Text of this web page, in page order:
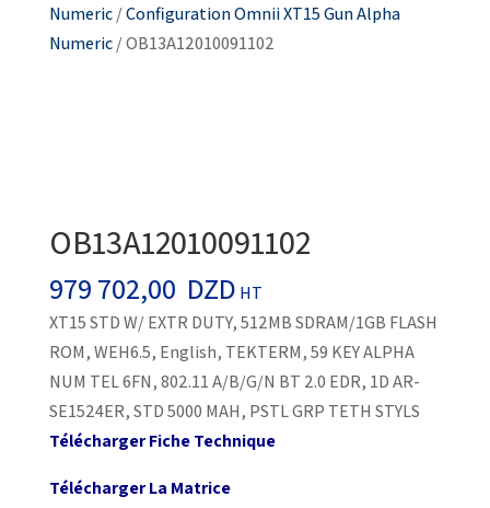
Numeric/Configuration Omnii XT15 Gun Alpha
Numeric/ OB13A12010091102
OB13A12010091102
979 702,00 DZD HT
XT15 STD W/ EXTR DUTY, 512MB SDRAM/1GB FLASH
ROM, WEH6.5, English, TEKTERM, 59 KEY ALPHA
NUM TEL 6FN, 802.11 A/B/G/N BT 2.0 EDR, 1D AR-
SE1524ER, STD 5000 MAH, PSTL GRP TETH STYLS
Télécharger Fiche Technique
Télécharger La Matrice